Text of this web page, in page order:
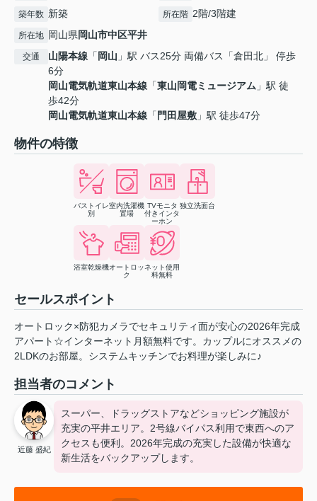
築年数 新築 所在階 2階/3階建
所在地 岡山県岡山市中区平井
交通 山陽本線 「 岡山 」駅 バス25分 両備バス「倉田北」 停歩
6分
岡山電気軌道東山本線 「東山岡電ミュージアム 」駅 徒
歩42分
岡山電気軌道東山本線 「 門田屋敷 」駅 徒歩47分
物件の特徴
バストイレ
別
室内洗濯機
置場
TVモニタ
付きインタ
ーホン
独立洗面台
浴室乾燥機オートロッ
ク
ネット使用
料無料
セールスポイント
オートロック×防犯カメラでセキュリティ面が安心の2026年完成
アパート☆インターネット月額無料です。カップルにオススメの
2LDKのお部屋。システムキッチンでお料理が楽しみに♪
担当者のコメント
近藤 盛紀
スーパー、ドラッグストアなどショッピング施設が
充実の平井エリア。2号線バイパス利用で東西へのア
クセスも便利。2026年完成の充実した設備が快適な
新生活をバックアップします。